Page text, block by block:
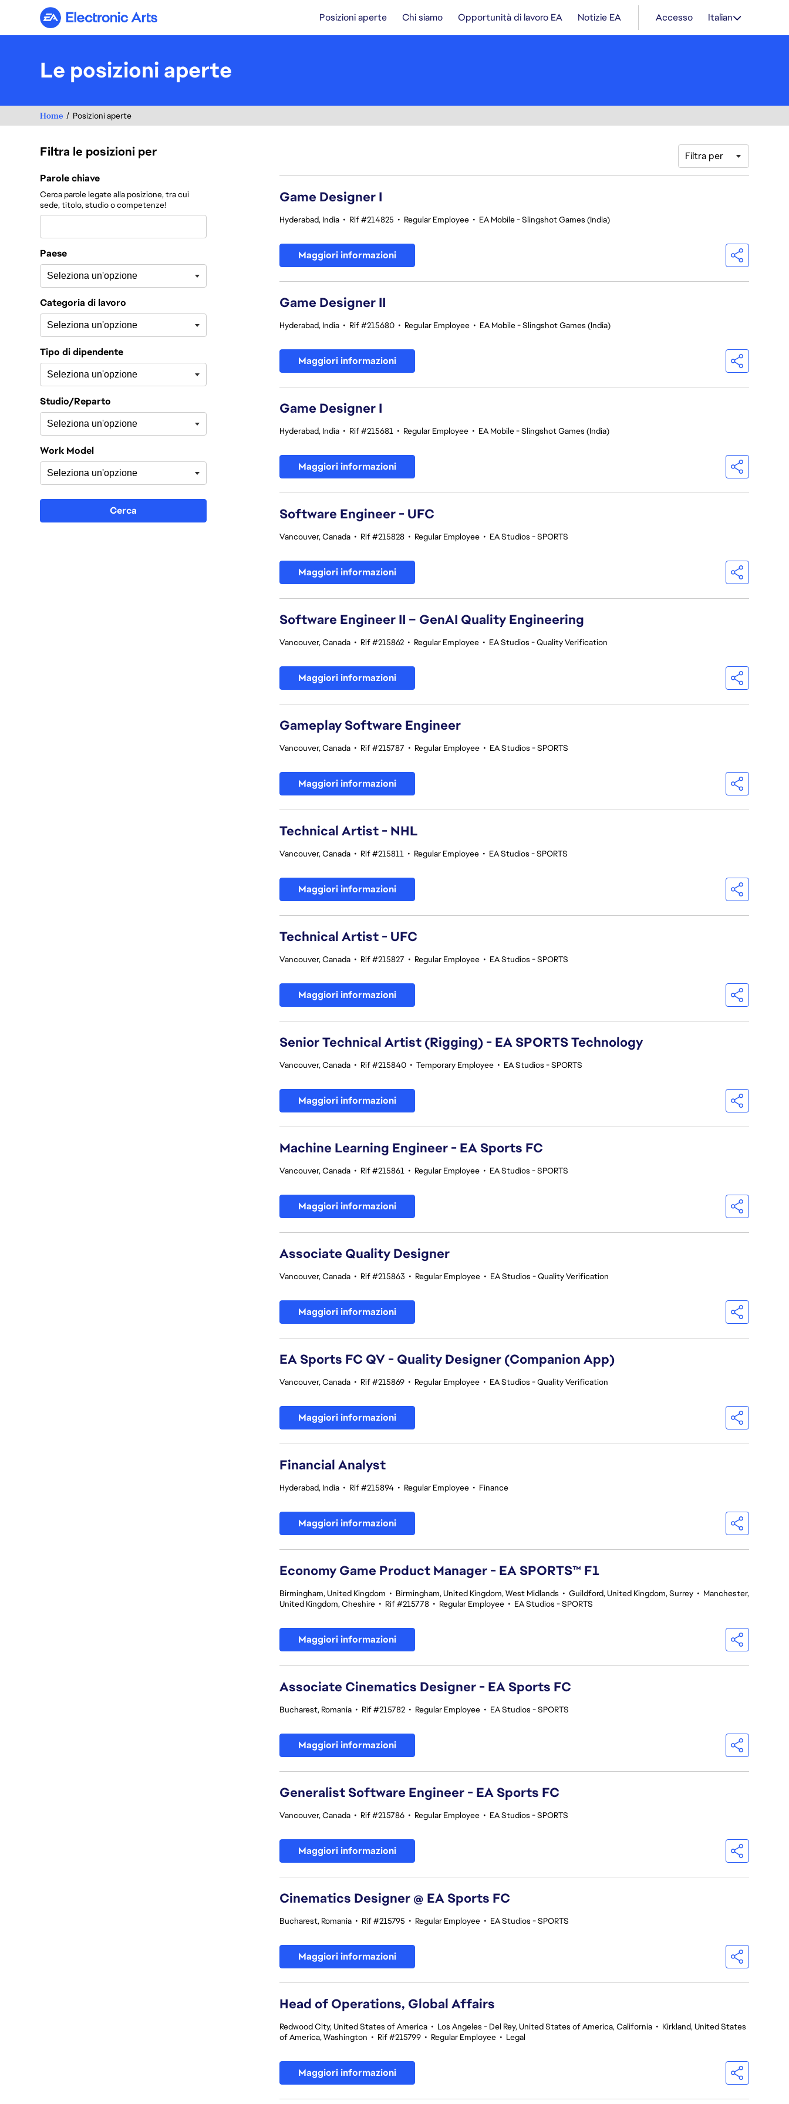
Electronic Arts Posizioni aperte Chi siamo Opportunità di lavoro EA Notizie EA Accesso Italian
Le posizioni aperte
Home Posizioni aperte
Filtra le posizioni per
Filtra le posizioni per
Parole chiave
Cerca parole legate alla posizione, tra cui
sede, titolo, studio o competenze!
Paese
Categoria di lavoro
Tipo di dipendente
Studio/Reparto
Work Model
Cerca
Filtra per
Game Designer I
Hyderabad, India • Rif #214825 • Regular Employee • EA Mobile - Slingshot Games (India)
Maggiori informazioni
Game Designer II
Hyderabad, India • Rif #215680 • Regular Employee • EA Mobile - Slingshot Games (India)
Maggiori informazioni
Game Designer I
Hyderabad, India • Rif #215681 • Regular Employee • EA Mobile - Slingshot Games (India)
Maggiori informazioni
Software Engineer - UFC
Vancouver, Canada • Rif #215828 • Regular Employee • EA Studios - SPORTS
Maggiori informazioni
Software Engineer II – GenAI Quality Engineering
Vancouver, Canada • Rif #215862 • Regular Employee • EA Studios - Quality Verification
Maggiori informazioni
Gameplay Software Engineer
Vancouver, Canada • Rif #215787 • Regular Employee • EA Studios - SPORTS
Maggiori informazioni
Technical Artist - NHL
Vancouver, Canada • Rif #215811 • Regular Employee • EA Studios - SPORTS
Maggiori informazioni
Technical Artist - UFC
Vancouver, Canada • Rif #215827 • Regular Employee • EA Studios - SPORTS
Maggiori informazioni
Senior Technical Artist (Rigging) - EA SPORTS Technology
Vancouver, Canada • Rif #215840 • Temporary Employee • EA Studios - SPORTS
Maggiori informazioni
Machine Learning Engineer - EA Sports FC
Vancouver, Canada • Rif #215861 • Regular Employee • EA Studios - SPORTS
Maggiori informazioni
Associate Quality Designer
Vancouver, Canada • Rif #215863 • Regular Employee • EA Studios - Quality Verification
Maggiori informazioni
EA Sports FC QV - Quality Designer (Companion App)
Vancouver, Canada • Rif #215869 • Regular Employee • EA Studios - Quality Verification
Maggiori informazioni
Financial Analyst
Hyderabad, India • Rif #215894 • Regular Employee • Finance
Maggiori informazioni
Economy Game Product Manager - EA SPORTS™ F1
Birmingham, United Kingdom • Birmingham, United Kingdom, West Midlands • Guildford, United Kingdom, Surrey • Manchester,
United Kingdom, Cheshire • Rif #215778 • Regular Employee • EA Studios - SPORTS
Maggiori informazioni
Associate Cinematics Designer - EA Sports FC
Bucharest, Romania • Rif #215782 • Regular Employee • EA Studios - SPORTS
Maggiori informazioni
Generalist Software Engineer - EA Sports FC
Vancouver, Canada • Rif #215786 • Regular Employee • EA Studios - SPORTS
Maggiori informazioni
Cinematics Designer @ EA Sports FC
Bucharest, Romania • Rif #215795 • Regular Employee • EA Studios - SPORTS
Maggiori informazioni
Head of Operations, Global Affairs
Redwood City, United States of America • Los Angeles - Del Rey, United States of America, California • Kirkland, United States
of America, Washington • Rif #215799 • Regular Employee • Legal
Maggiori informazioni